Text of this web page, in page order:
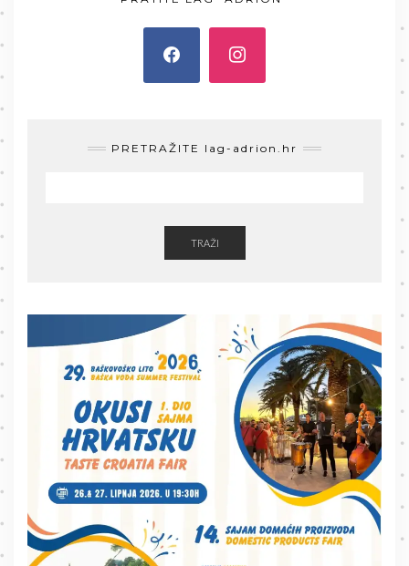
PRETRAŽITE lag-adrion.hr
TRAŽI